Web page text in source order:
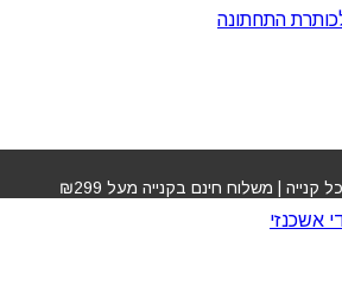
התחתונה
קנייה | משלוח חינם בקנייה מעל ₪299
בורדו